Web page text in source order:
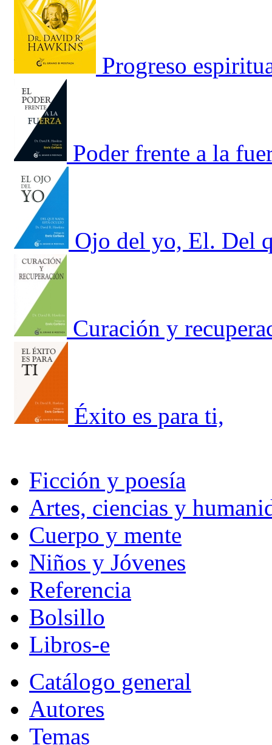
Progreso
Poder frente a la
Ojo del yo, El. Del
Curación y
Éxito es para ti,
Ficción y poesía
Artes, ciencias y
Cuerpo y mente
Niños y Jóvenes
Referencia
Bolsillo
Libros-e
Catálogo general
Autores
Temas